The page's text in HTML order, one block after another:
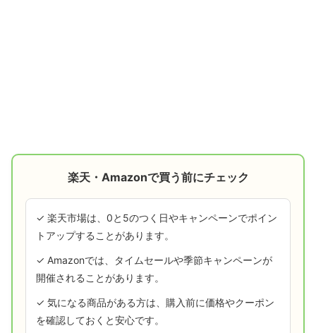
楽天・Amazonで買う前にチェック
✓ 楽天市場は、0と5のつく日やキャンペーンでポイン
トアップすることがあります。
✓ Amazonでは、タイムセールや季節キャンペーンが
開催されることがあります。
✓ 気になる商品がある方は、購入前に価格やクーポン
を確認しておくと安心です。